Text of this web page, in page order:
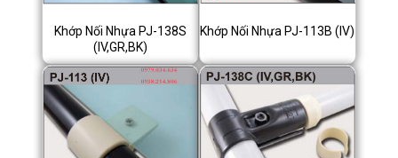
Khớp Nối Nhựa PJ-138S
(IV,GR,BK)
Khớp Nối Nhựa PJ-113B (IV)